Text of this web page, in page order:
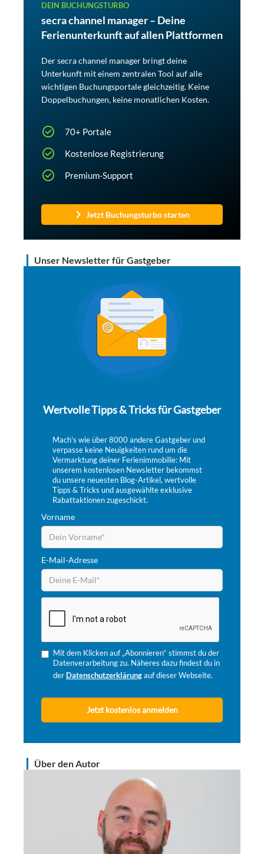
DEIN BUCHUNGSTURBO
secra channel manager – Deine
Ferienunterkunft auf allen Plattformen
Der secra channel manager bringt deine
Unterkunft mit einem zentralen Tool auf alle
wichtigen Buchungsportale gleichzeitig. Keine
Doppelbuchungen, keine monatlichen Kosten.
70+ Portale
Kostenlose Registrierung
Premium-Support
Jetzt Buchungsturbo starten
Unser Newsletter für Gastgeber
Wertvolle Tipps & Tricks für Gastgeber
Mach's wie über 8000 andere Gastgeber und
verpasse keine Neuigkeiten rund um die
Vermarktung deiner Ferienimmobilie: Mit
unserem kostenlosen Newsletter bekommst
du unsere neuesten Blog-Artikel, wertvolle
Tipps & Tricks und ausgewählte exklusive
Rabattaktionen zugeschickt.
Vorname
E-Mail-Adresse
Mit dem Klicken auf „Abonnieren“ stimmst du der
Datenverarbeitung zu. Näheres dazu findest du in
der Datenschutzerklärung auf dieser Webseite.
Über den Autor